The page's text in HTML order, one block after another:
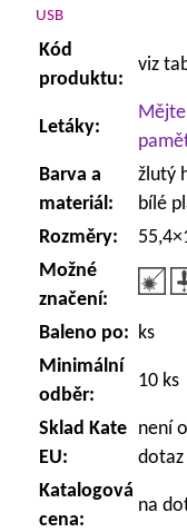
USB
Kód
produktu:
viz
Letáky:
Barva a
materiál:
žlutý
bílé
Rozměry:
Možné
značení:
Baleno po: ks
Minimální
odběr:
10 ks
Sklad Kate
EU:
není
dotaz
Katalogová
cena:
na